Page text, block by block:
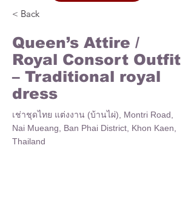
< Back
Queen’s Attire /
Royal Consort Outfit
– Traditional royal
dress
เช่าชุดไทย แต่งงาน (บ้านไผ่), Montri Road,
Nai Mueang, Ban Phai District, Khon Kaen,
Thailand